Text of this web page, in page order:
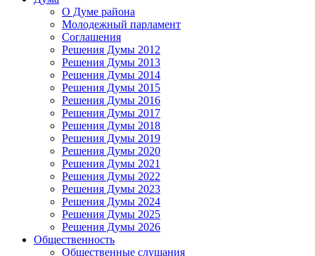
О Думе района
Молодежный парламент
Соглашения
Решения Думы 2012
Решения Думы 2013
Решения Думы 2014
Решения Думы 2015
Решения Думы 2016
Решения Думы 2017
Решения Думы 2018
Решения Думы 2019
Решения Думы 2020
Решения Думы 2021
Решения Думы 2022
Решения Думы 2023
Решения Думы 2024
Решения Думы 2025
Решения Думы 2026
Общественность
Общественные слушания